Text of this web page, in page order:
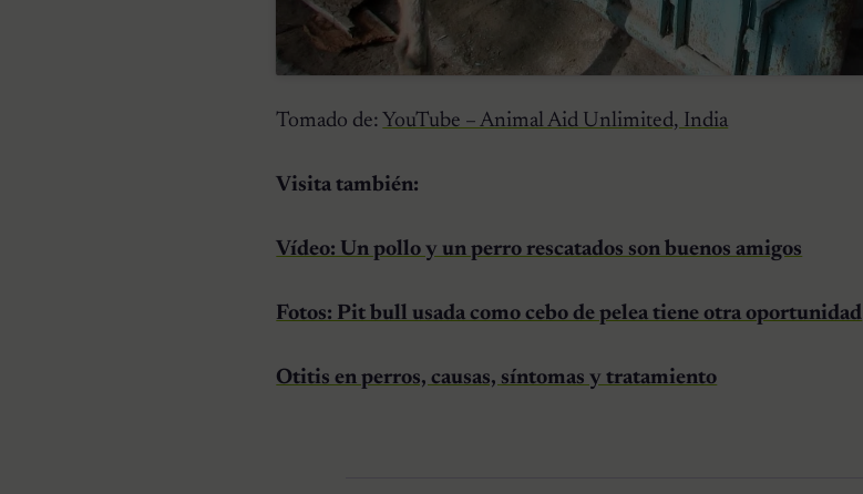
Tomado de: YouTube – Animal Aid Unlimited, India
Visita también:
Vídeo: Un pollo y un perro rescatados son buenos amigos
Fotos: Pit bull usada como cebo de pelea tiene otra oportunidad
Otitis en perros, causas, síntomas y tratamiento